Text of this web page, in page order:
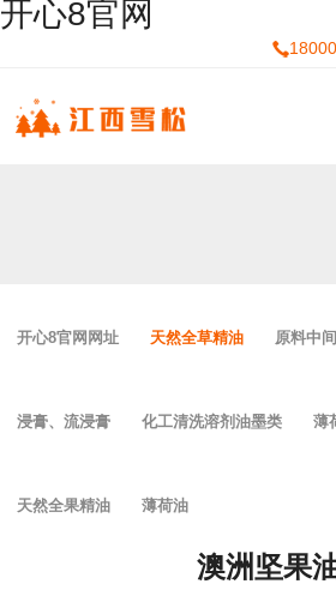
开心8官网
开心8官网网址 天然全草精油 原料中
浸膏、流浸膏 化工清洗溶剂油墨类 薄
天然全果精油 薄荷油
澳洲坚果